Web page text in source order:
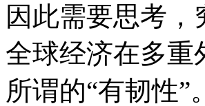
因此需要思考
全球经济在多重
所谓的“有韧性